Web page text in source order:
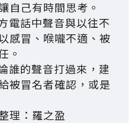
自己有時間思考。
電話中聲音與以往不
感冒、喉嚨不適、被
。
誰的聲音打過來，建
被冒名者確認，或是
理：羅之盈